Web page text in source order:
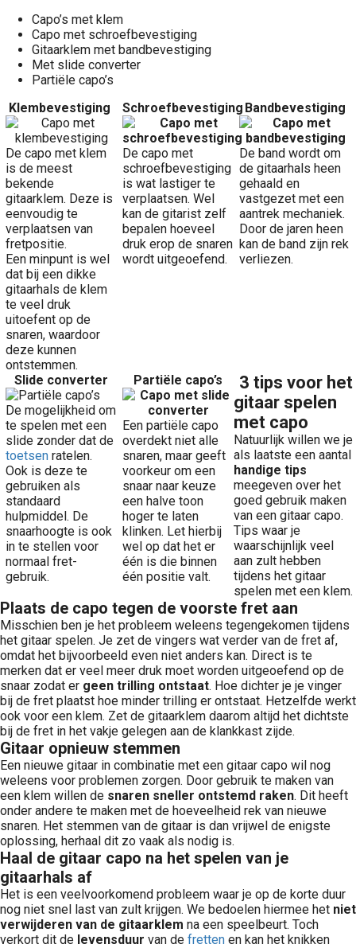
Capo’s met klem
Capo met schroefbevestiging
Gitaarklem met bandbevestiging
Met slide converter
Partiële capo’s
Klembevestiging
De capo met klem
is de meest
bekende
gitaarklem. Deze is
eenvoudig te
verplaatsen van
fretpositie.
Een minpunt is wel
dat bij een dikke
gitaarhals de klem
te veel druk
uitoefent op de
snaren, waardoor
deze kunnen
ontstemmen.
Schroefbevestiging
De capo met
schroefbevestiging
is wat lastiger te
verplaatsen. Wel
kan de gitarist zelf
bepalen hoeveel
druk erop de snaren
wordt uitgeoefend.
Bandbevestiging
De band wordt om
de gitaarhals heen
gehaald en
vastgezet met een
aantrek mechaniek.
Door de jaren heen
kan de band zijn rek
verliezen.
Slide converter
De mogelijkheid om
te spelen met een
slide zonder dat de
toetsenratelen.
Ook is deze te
gebruiken als
standaard
hulpmiddel. De
snaarhoogte is ook
in te stellen voor
normaal fret-
gebruik.
Partiële capo’s
Een partiële capo
overdekt niet alle
snaren, maar geeft
voorkeur om een
snaar naar keuze
een halve toon
hoger te laten
klinken. Let hierbij
wel op dat het er
één is die binnen
één positie valt.
3 tips voor het
gitaar spelen
met capo
Natuurlijk willen we je
als laatste een aantal
handige tips
meegeven over het
goed gebruik maken
van een gitaar capo.
Tips waar je
waarschijnlijk veel
aan zult hebben
tijdens het gitaar
spelen met een klem.
Plaats de capo tegen de voorste fret aan
Misschien ben je het probleem weleens tegengekomen tijdens
het gitaar spelen. Je zet de vingers wat verder van de fret af,
omdat het bijvoorbeeld even niet anders kan. Direct is te
merken dat er veel meer druk moet worden uitgeoefend op de
snaar zodat er geen trilling ontstaat. Hoe dichter je je vinger
bij de fret plaatst hoe minder trilling er ontstaat. Hetzelfde werkt
ook voor een klem. Zet de gitaarklem daarom altijd het dichtste
bij de fret in het vakje gelegen aan de klankkast zijde.
Gitaar opnieuw stemmen
Een nieuwe gitaar in combinatie met een gitaar capo wil nog
weleens voor problemen zorgen. Door gebruik te maken van
een klem willen de snaren sneller ontstemd raken. Dit heeft
onder andere te maken met de hoeveelheid rek van nieuwe
snaren. Het stemmen van de gitaar is dan vrijwel de enigste
oplossing, herhaal dit zo vaak als nodig is.
Haal de gitaar capo na het spelen van je
gitaarhals af
Het is een veelvoorkomend probleem waar je op de korte duur
nog niet snel last van zult krijgen. We bedoelen hiermee het niet
verwijderen van de gitaarklem na een speelbeurt. Toch
verkort dit de levensduur van de fretten en kan het knikken